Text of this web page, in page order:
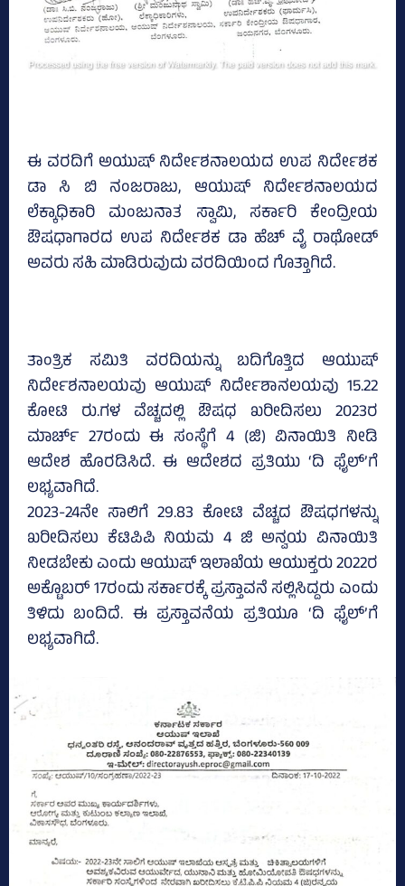
ಈ ವರದಿಗೆ ಅಯುಷ್‌ ನಿರ್ದೇಶನಾಲಯದ ಉಪ ನಿರ್ದೇಶಕ
ಡಾ ಸಿ ಬಿ ನಂಜರಾಜು, ಆಯುಷ್‌ ನಿರ್ದೇಶನಾಲಯದ
ಲೆಕ್ಕಾಧಿಕಾರಿ ಮಂಜುನಾತ ಸ್ವಾಮಿ, ಸರ್ಕಾರಿ ಕೇಂದ್ರೀಯ
ಔಷಧಾಗಾರದ ಉಪ ನಿರ್ದೇಶಕ ಡಾ ಹೆಚ್‌ ವೈ ರಾಥೋಡ್‌
ಅವರು ಸಹಿ ಮಾಡಿರುವುದು ವರದಿಯಿಂದ ಗೊತ್ತಾಗಿದೆ.
ತಾಂತ್ರಿಕ ಸಮಿತಿ ವರದಿಯನ್ನು ಬದಿಗೊತ್ತಿದ ಆಯುಷ್‌
ನಿರ್ದೇಶನಾಲಯವು ಆಯುಷ್‌ ನಿರ್ದೇಶಾನಲಯವು 15.22
ಕೋಟಿ ರು.ಗಳ ವೆಚ್ಚದಲ್ಲಿ ಔಷಧ ಖರೀದಿಸಲು 2023ರ
ಮಾರ್ಚ್‌ 27ರಂದು ಈ ಸಂಸ್ಥೆಗೆ 4 (ಜಿ) ವಿನಾಯಿತಿ ನೀಡಿ
ಆದೇಶ ಹೊರಡಿಸಿದೆ. ಈ ಆದೇಶದ ಪ್ರತಿಯು ‘ದಿ ಫೈಲ್‌’ಗೆ
ಲಭ್ಯವಾಗಿದೆ.
2023-24ನೇ ಸಾಲಿಗೆ 29.83 ಕೋಟಿ ವೆಚ್ಚದ ಔಷಧಗಳನ್ನು
ಖರೀದಿಸಲು ಕೆಟಿಪಿಪಿ ನಿಯಮ 4 ಜಿ ಅನ್ವಯ ವಿನಾಯಿತಿ
ನೀಡಬೇಕು ಎಂದು ಆಯುಷ್‌ ಇಲಾಖೆಯ ಆಯುಕ್ತರು 2022ರ
ಅಕ್ಟೊಬರ್ 17ರಂದು ಸರ್ಕಾರಕ್ಕೆ ಪ್ರಸ್ತಾವನೆ ಸಲ್ಲಿಸಿದ್ದರು ಎಂದು
ತಿಳಿದು ಬಂದಿದೆ. ಈ ಪ್ರಸ್ತಾವನೆಯ ಪ್ರತಿಯೂ ‘ದಿ ಫೈಲ್‌’ಗೆ
ಲಭ್ಯವಾಗಿದೆ.